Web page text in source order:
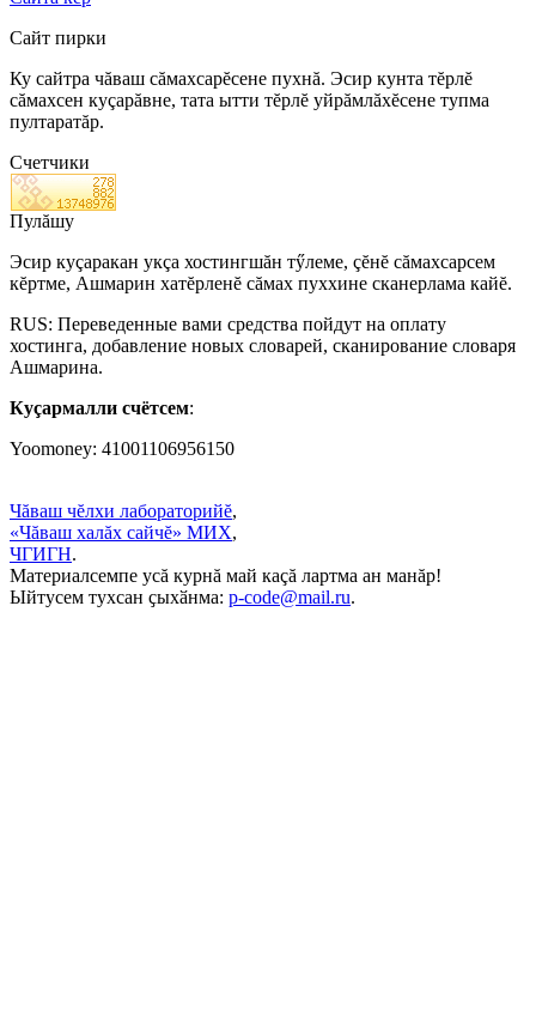
Сайт пирки
Ку сайтра чăваш сăмахсарĕсене пухнă. Эсир кунта тĕрлĕ
сăмахсен куçарăвне, тата ытти тĕрлĕ уйрăмлăхĕсене тупма
пултаратăр.
Счетчики
Пулăшу
Эсир куçаракан укçа хостингшăн тӳлеме, çĕнĕ сăмахсарсем
кĕртме, Ашмарин хатĕрленĕ сăмах пуххине сканерлама кайĕ.
RUS: Переведенные вами средства пойдут на оплату
хостинга, добавление новых словарей, сканирование словаря
Ашмарина.
Куçармалли счётсем:
Yoomoney: 41001106956150
Чăваш чĕлхи лабораторийĕ,
«Чăваш халăх сайчĕ» МИХ,
ЧГИГН.
Материалсемпе усă курнă май каçă лартма ан манăр!
Ыйтусем тухсан ҫыхӑнма: p-code@mail.ru.